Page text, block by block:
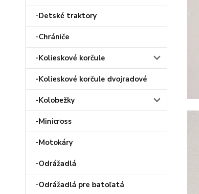
-Detské traktory
-Chrániče
-Kolieskové korčule
-Kolieskové korčule dvojradové
-Kolobežky
-Minicross
-Motokáry
-Odrážadlá
-Odrážadlá pre batoľatá